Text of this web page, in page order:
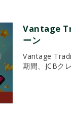
Vantage
ーン
Vantage
期間、JCBク